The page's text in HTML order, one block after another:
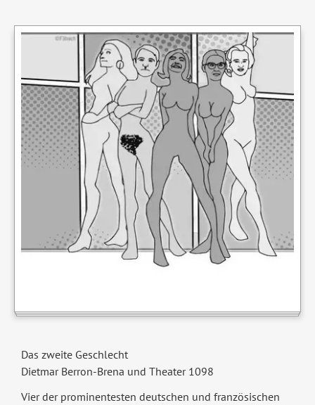
Das zweite Geschlecht
Dietmar Berron-Brena und Theater 1098
Vier der prominentesten deutschen und französischen